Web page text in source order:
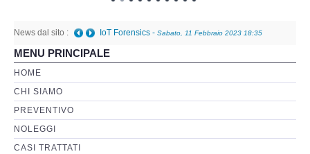
Perizia Rete dati
Perizia Basi di Dati
Perizia Immagini e Video
Perzia su Software/Programmi
News dal sito : IoT Forensics - Sabato, 11 Febbraio 2023 18:35
MENU PRINCIPALE
HOME
CHI SIAMO
PREVENTIVO
NOLEGGI
CASI TRATTATI